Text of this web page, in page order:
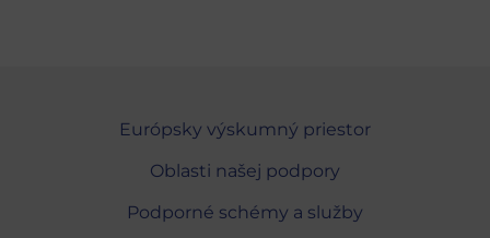
Európsky výskumný priestor
Oblasti našej podpory
Podporné schémy a služby